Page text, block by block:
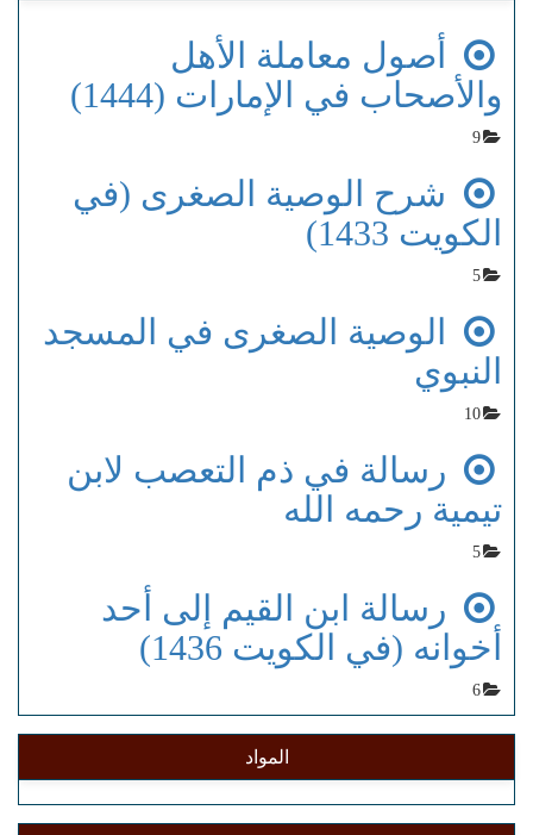
أصول معاملة الأهل
والأصحاب في الإمارات (1444)
9
شرح الوصية الصغرى (في
الكويت 1433)
5
الوصية الصغرى في المسجد
النبوي
10
رسالة في ذم التعصب لابن
تيمية رحمه الله
5
رسالة ابن القيم إلى أحد
أخوانه (في الكويت 1436)
6
المواد